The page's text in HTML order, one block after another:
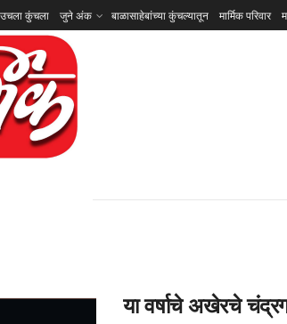
उचला कुंचला जुने अंक बाळासाहेबांच्या कुंचल्यातून मार्मिक परिवार
या वर्षाचे अखेरचे